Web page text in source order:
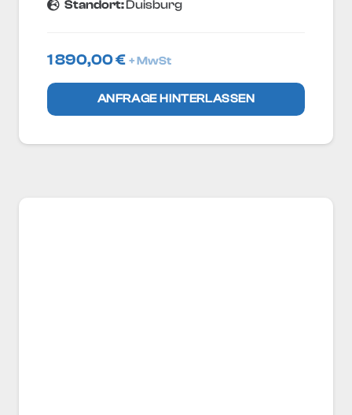
Standort:Duisburg
1 890,00€ + MwSt
ANFRAGE HINTERLASSEN